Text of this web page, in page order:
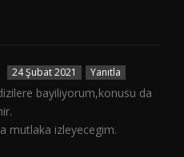
24 Şubat 2021 Yanıtla
bayiliyorum,konusu da
mutlaka izleyecegim.